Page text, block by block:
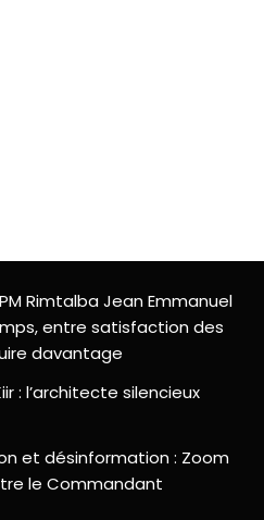
Rimtalba Jean Emmanuel
entre satisfaction des
davantage
: l’architecte silencieux
et désinformation : Zoom
le Commandant